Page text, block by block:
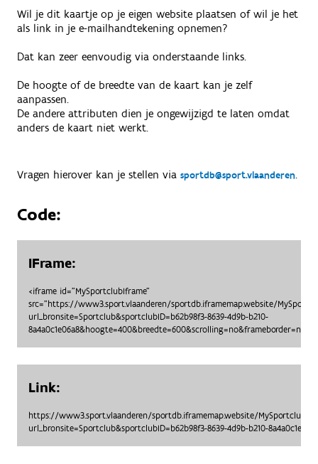
Wil je dit kaartje op je eigen website plaatsen of wil je het
als link in je e-mailhandtekening opnemen?
Dat kan zeer eenvoudig via onderstaande links.
De hoogte of de breedte van de kaart kan je zelf
aanpassen.
De andere attributen dien je ongewijzigd te laten omdat
anders de kaart niet werkt.
Vragen hierover kan je stellen via sportdb@sport.vlaanderen.
Code:
IFrame:
<iframe id="MySportclubIframe"
src="https://www3.sport.vlaanderen/sportdb.iframemap.website/
url_bronsite=Sportclub&sportclubID=b62b98f3-8639-4d9b-b210-
8a4a0c1e06a8&hoogte=400&breedte=600&scrolling=no&frameborder=no">
Link:
https://www3.sport.vlaanderen/sportdb.iframemap.website/
url_bronsite=Sportclub&sportclubID=b62b98f3-8639-4d9b-b210-